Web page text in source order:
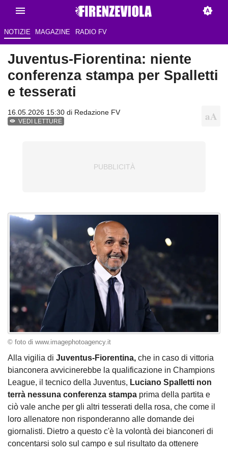
NOTIZIE MAGAZINE RADIO FV
Juventus-Fiorentina: niente
conferenza stampa per Spalletti
e tesserati
16.05.2026 15:30 di Redazione FV
VEDI LETTURE
© foto di www.imagephotoagency.it
Alla vigilia di Juventus-Fiorentina, che in caso di vittoria
bianconera avvicinerebbe la qualificazione in Champions
League, il tecnico della Juventus, Luciano Spalletti non
terrà nessuna conferenza stampa prima della partita e
ciò vale anche per gli altri tesserati della rosa, che come il
loro allenatore non risponderanno alle domande dei
giornalisti. Dietro a questo c'è la volontà dei bianconeri di
concentarsi solo sul campo e sul risultato da ottenere